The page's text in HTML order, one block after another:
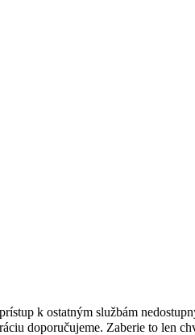
k ostatným službám
doporučujeme. Zaberie to len